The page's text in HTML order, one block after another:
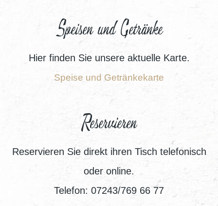
Speisen und Getränke
Hier finden Sie unsere aktuelle Karte.
Speise und Getränkekarte
Reservieren
Reservieren Sie direkt ihren Tisch telefonisch
oder online.
Telefon: 07243/769 66 77